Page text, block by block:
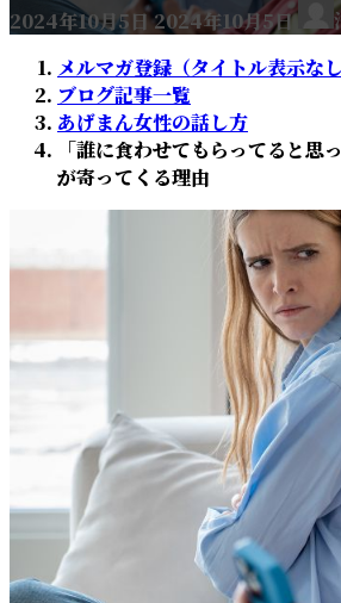
2024年10月5日2024年10月5日
メルマガ登録（タイトル表示なし
ブログ記事一覧
あげまん女性の話し方
「誰に食わせてもらってると思
が寄ってくる理由